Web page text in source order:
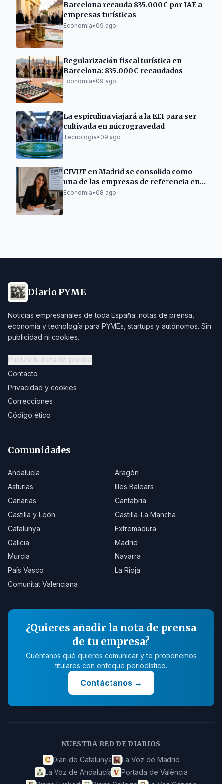
Barcelona recauda 835.000€ por IAE a
empresas turísticas
Economía• 09 ago
Regularización fiscal turística en
Barcelona: 835.000€ recaudados
Economía• 09 ago
La espirulina viajará a la EEI para ser
cultivada en microgravedad
Tecnología• 09 ago
CIVUT en Madrid se consolida como
una de las empresas de referencia en
la tramitación de licencias turísticas
Economía• 08 ago
Diario PYME
Noticias empresariales de toda España: notas de prensa,
economía y tecnología para PYMEs, startups y autónomos. Sin
publicidad ni cookies.
Publica tu nota de prensa
Contacto
Privacidad y cookies
Correcciones
Código ético
Comunidades
Andalucía
Aragón
Asturias
Illes Balears
Canarias
Cantabria
Castilla y León
Castilla-La Mancha
Catalunya
Extremadura
Galicia
Madrid
Murcia
Navarra
País Vasco
La Rioja
Comunitat Valenciana
¿Quieres añadir la nota de prensa
de tu empresa?
Cuéntanos qué quieres comunicar y te proponemos
titulares con enfoque periodístico.
Contáctanos→
NUESTRA RED DE DIARIOS
Diari de Catalunya
La Voz de Madrid
La Voz de Andalucía
Portada de València